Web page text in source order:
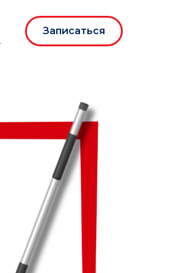
Записаться